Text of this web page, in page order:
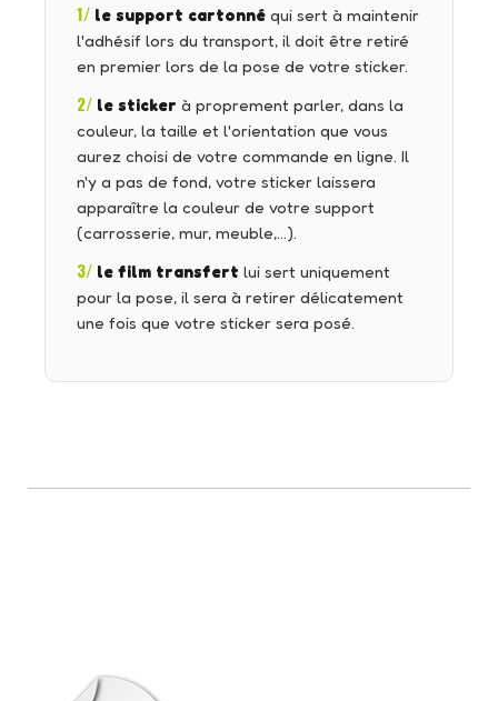
1/ le support cartonné qui sert à maintenir
l'adhésif lors du transport, il doit être retiré
en premier lors de la pose de votre sticker.
2/ le sticker à proprement parler, dans la
couleur, la taille et l'orientation que vous
aurez choisi de votre commande en ligne. Il
n'y a pas de fond, votre sticker laissera
apparaître la couleur de votre support
(carrosserie, mur, meuble,…).
3/ le film transfert lui sert uniquement
pour la pose, il sera à retirer délicatement
une fois que votre sticker sera posé.